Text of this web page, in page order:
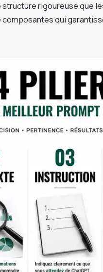
rigoureuse que
composantes qui